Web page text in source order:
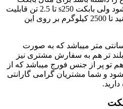
مدل s130 تا 1.5 تن پیشنهاد میشود ولی بابکت s250 تا 2.5 تن قابلیت
جابه جایی دارند ولی شما میتوانید تا 2500 کیلوگرم بر روی این
نیز 120 سانتی متر میباشد که به صورت
بلند تر هم به سفارش مشتری نیز
پر از جنس فورج میباشد که از
و شما مشتریان گرامی گارانتی